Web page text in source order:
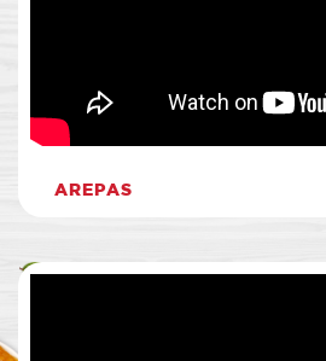
AREPAS